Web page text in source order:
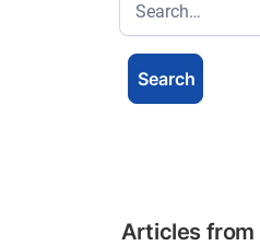
Articles from